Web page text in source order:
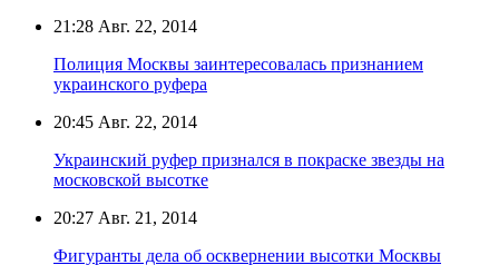
21:28 Авг. 22, 2014
Полиция Москвы заинтересовалась признанием
украинского руфера
20:45 Авг. 22, 2014
Украинский руфер признался в покраске звезды на
московской высотке
20:27 Авг. 21, 2014
Фигуранты дела об осквернении высотки Москвы